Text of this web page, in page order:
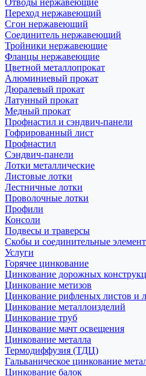
Отводы нержавеющие
Переход нержавеющий
Сгон нержавеющий
Соединитель нержавеющий
Тройники нержавеющие
Фланцы нержавеющие
Цветной металлопрокат
Алюминиевый прокат
Дюралевый прокат
Латунный прокат
Медный прокат
Профнастил и сэндвич-панели
Гофрированный лист
Профнастил
Сэндвич-панели
Лотки металлические
Листовые лотки
Лестничные лотки
Проволочные лотки
Профили
Консоли
Подвесы и траверсы
Скобы и соединительные
Услуги
Горячее цинкование
Цинкование дорожных
Цинкование метизов
Цинкование рифленых листов и
Цинкование металлоизделий
Цинкование труб
Цинкование мачт освещения
Цинкование металла
Термодиффузия (ТДЦ)
Гальваническое цинкование
Цинкование балок